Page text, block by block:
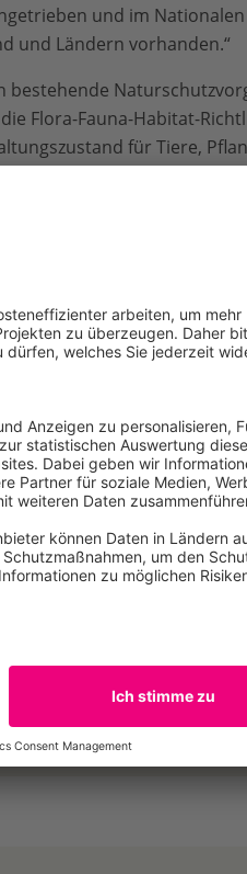
und im
und Ländern vorhanden.“
Flora-Fauna-Habitat-
für Tiere,
verfehlt wurde.
alternativlos. In
Zustand. Aber eine
Hitzewellen, Dürren,
und Bergbau /